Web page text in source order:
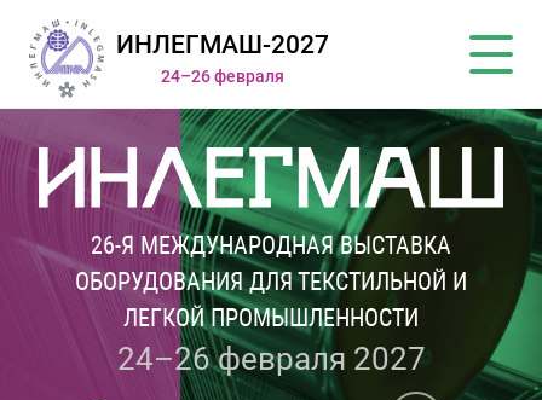
ИНЛЕГМАШ-2027
24–26 февраля
26-Я МЕЖДУНАРОДНАЯ ВЫСТАВКА
ОБОРУДОВАНИЯ ДЛЯ ТЕКСТИЛЬНОЙ И
ЛЕГКОЙ ПРОМЫШЛЕННОСТИ
24–26 февраля 2027